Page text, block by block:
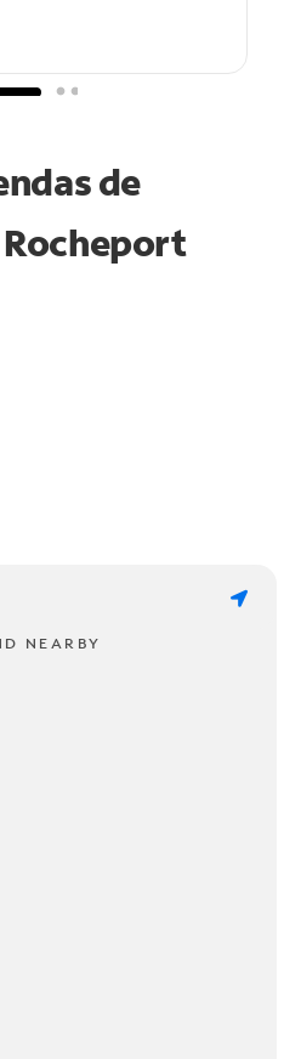
de
Rocheport
NEARBY